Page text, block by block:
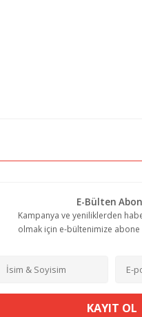
E-Bülten
Kampanya ve yeniliklerden
olmak için e-bültenimize abone
KAYIT OL